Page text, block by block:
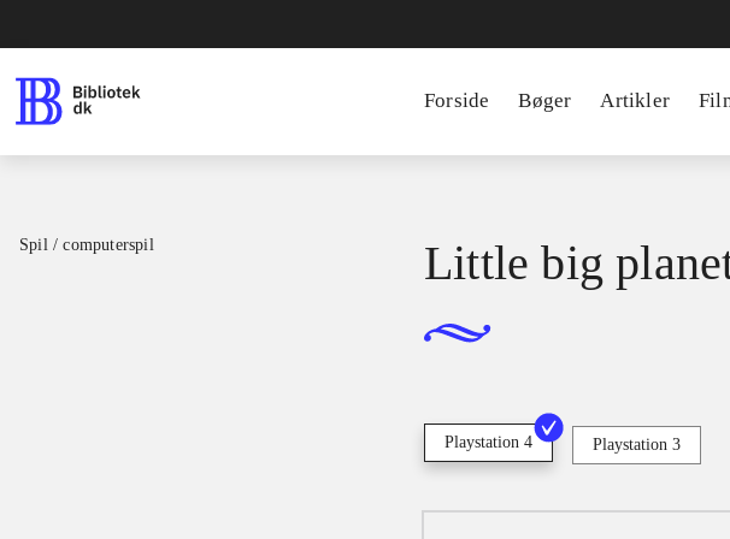
Forside Bøger Artikler
Spil / computerspil Little big
Playstation 4 Playstation 3